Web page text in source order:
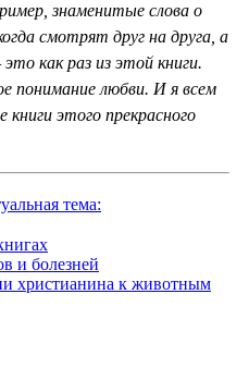
знаменитые слова о
смотрят друг на друга, а
как раз из этой книги.
понимание любви. И я всем
этого прекрасного
тема:
и болезней
христианина к животным